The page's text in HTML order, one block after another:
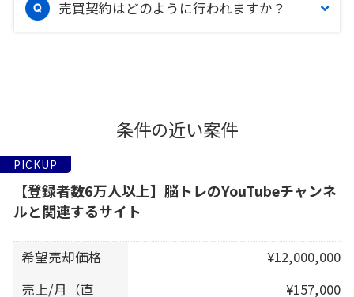
売買契約はどのように行われますか？
条件の近い案件
PICKUP
【登録者数6万人以上】脳トレのYouTubeチャンネ
ルと関連するサイト
希望売却価格
¥12,000,000
売上/月（直
¥157,000